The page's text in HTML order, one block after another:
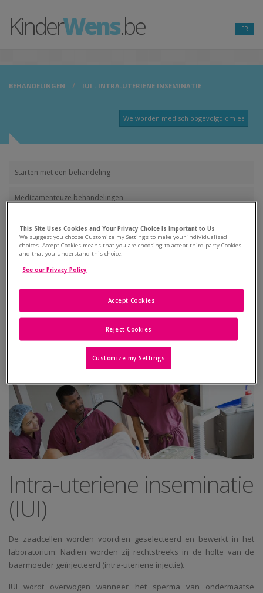
KinderWens.be FR
BEHANDELINGEN IUI - INTRA-UTERIENE INSEMINATIE
Starten met een behandeling
Medicamenteuze behandelingen
Medisch begeleide voortplanting
IUI - Intra-uteriene inseminatie
Intra-uteriene inseminatie
(IUI)
De zaadcellen worden voordien geselecteerd en bewerkt in het
laboratorium. Nadien worden zij rechtstreeks in de holte van de
baarmoeder geïnjecteerd (intra-uteriene injectie).
IUI wordt overwogen wanneer het sperma van ondermaatse
This Site Uses Cookies and Your Privacy Choice Is Important to Us
We suggest you choose Customize my Settings to make your individualized
choices. Accept Cookies means that you are choosing to accept third-party Cookies
and that you understand this choice.
See our Privacy Policy
Reject Cookies
Accept Cookies
Customize my Settings